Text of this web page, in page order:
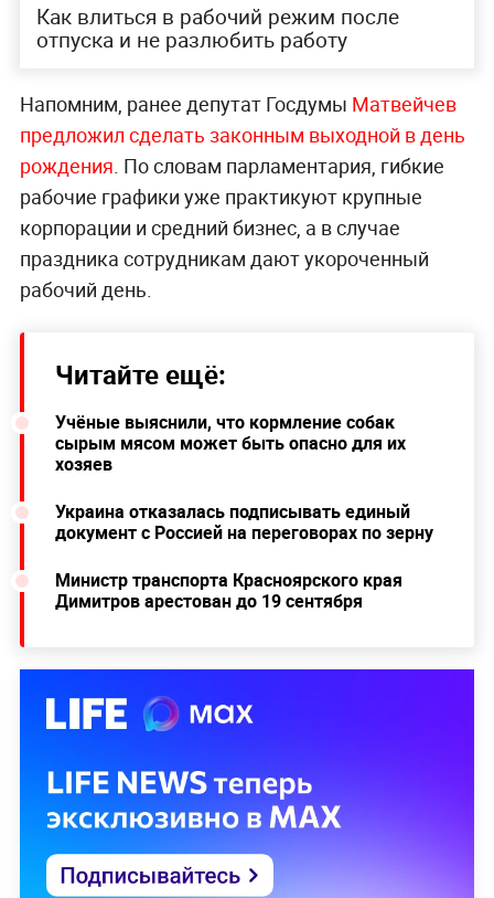
Как влиться в рабочий режим после
отпуска и не разлюбить работу
Напомним, ранее депутат Госдумы Матвейчев
предложил сделать законным выходной в день
рождения. По словам парламентария, гибкие
рабочие графики уже практикуют крупные
корпорации и средний бизнес, а в случае
праздника сотрудникам дают укороченный
рабочий день.
Читайте ещё:
Учёные выяснили, что кормление собак
сырым мясом может быть опасно для их
хозяев
Украина отказалась подписывать единый
документ с Россией на переговорах по зерну
Министр транспорта Красноярского края
Димитров арестован до 19 сентября